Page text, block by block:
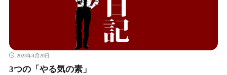
2023年4月20日
3つの「やる気の素」